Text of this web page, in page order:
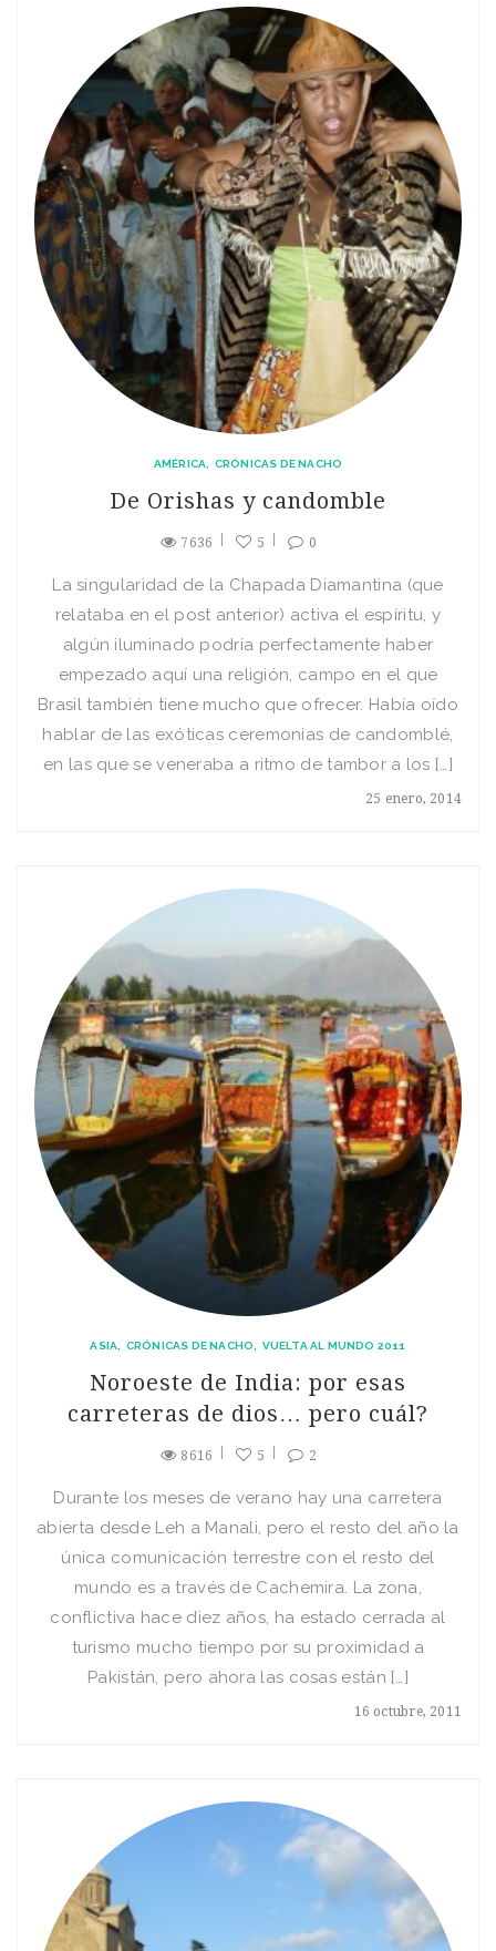
AMÉRICA CRÓNICAS DE NACHO
De Orishas y candomble
7636 5 0
25 enero, 2014
La singularidad de la Chapada Diamantina (que
relataba en el post anterior) activa el espíritu, y
algún iluminado podría perfectamente haber
empezado aquí una religión, campo en el que
Brasil también tiene mucho que ofrecer. Había oído
hablar de las exóticas ceremonias de candomblé,
en las que se veneraba a ritmo de tambor a los […]
ASIA CRÓNICAS DE NACHO VUELTA AL MUNDO 2011
Noroeste de India: por esas
carreteras de dios… pero cuál?
8616 5 2
16 octubre, 2011
Durante los meses de verano hay una carretera
abierta desde Leh a Manali, pero el resto del año la
única comunicación terrestre con el resto del
mundo es a través de Cachemira. La zona,
conflictiva hace diez años, ha estado cerrada al
turismo mucho tiempo por su proximidad a
Pakistán, pero ahora las cosas están […]